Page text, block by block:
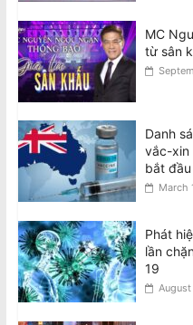
MC
từ sân
Danh
vắc-xin
bắt
March
Phát
lần
19